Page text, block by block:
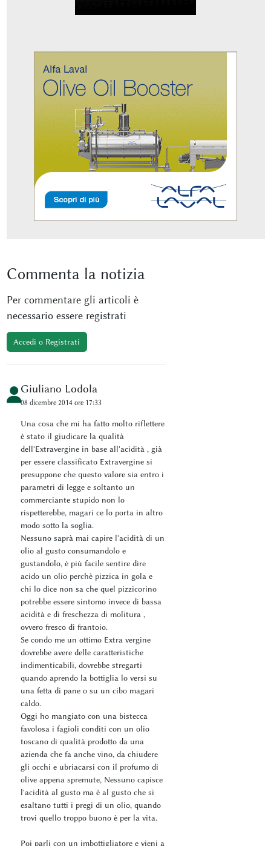
Commenta la notizia
Per commentare gli articoli è
necessario essere registrati
Accedi o Registrati
Giuliano Lodola
08 dicembre 2014 ore 17:33
Una cosa che mi ha fatto molto riflettere
è stato il giudicare la qualità
dell'Extravergine in base all'acidità , già
per essere classificato Extravergine si
presuppone che questo valore sia entro i
parametri di legge e soltanto un
commerciante stupido non lo
rispetterebbe, magari ce lo porta in altro
modo sotto la soglia.
Nessuno saprà mai capire l'acidità di un
olio al gusto consumandolo e
gustandolo, è più facile sentire dire
acido un olio perchè pizzica in gola e
chi lo dice non sa che quel pizzicorino
potrebbe essere sintomo invece di bassa
acidità e di freschezza di molitura ,
ovvero fresco di frantoio.
Se condo me un ottimo Extra vergine
dovrebbe avere delle caratteristiche
indimenticabili, dovrebbe stregarti
quando aprendo la bottiglia lo versi su
una fetta di pane o su un cibo magari
caldo.
Oggi ho mangiato con una bistecca
favolosa i fagioli conditi con un olio
toscano di qualità prodotto da una
azienda che fa anche vino, da chiudere
gli occhi e ubriacarsi con il profumo di
olive appena spremute, Nessuno capisce
l'acidità al gusto ma è al gusto che si
esaltano tutti i pregi di un olio, quando
trovi quello troppo buono è per la vita.
Poi parli con un imbottigliatore e vieni a